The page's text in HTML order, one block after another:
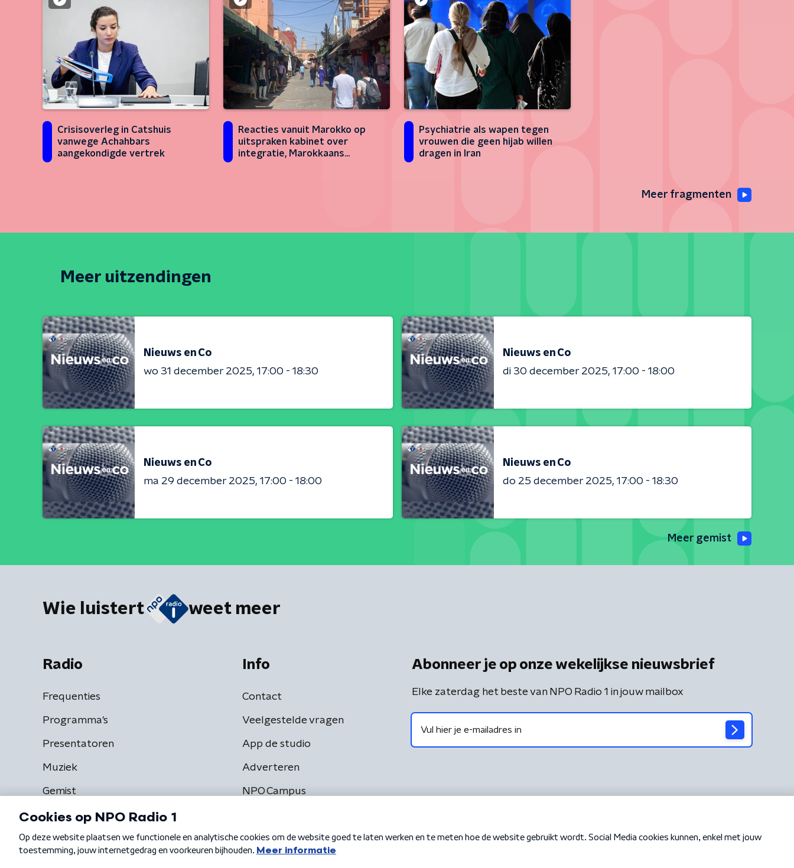
Crisisoverleg in Catshuis
vanwege Achahbars
aangekondigde vertrek
Reacties vanuit Marokko op
uitspraken kabinet over
integratie, Marokkaans
Psychiatrie als wapen tegen
vrouwen die geen hijab willen
dragen in Iran
Meer fragmenten
Meer uitzendingen
Nieuws en Co
wo 31 december 2025 17:00 - 18:30
Nieuws en Co
di 30 december 2025 17:00 - 18:00
Nieuws en Co
ma 29 december 2025 17:00 - 18:00
Nieuws en Co
do 25 december 2025 17:00 - 18:30
Meer gemist
Wie luistert weet meer
Radio
Frequenties
Programma's
Presentatoren
Muziek
Gemist
Info
Contact
Veelgestelde vragen
App de studio
Adverteren
NPO Campus
Abonneer je op onze wekelijkse nieuwsbrief
Elke zaterdag het beste van NPO Radio 1 in jouw mailbox
Algemene voorwaarden Privacybeleid